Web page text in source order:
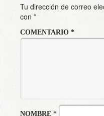
Tu dirección de correo
con *
COMENTARIO *
NOMBRE *